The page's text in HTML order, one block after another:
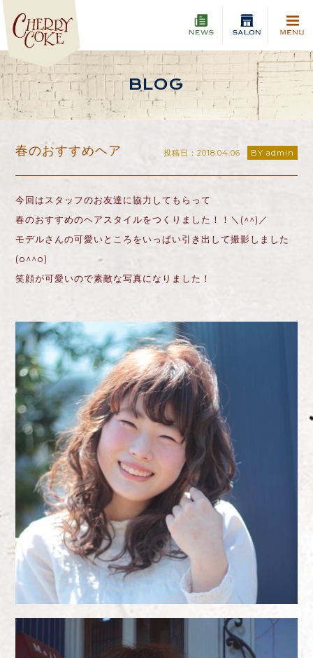
BLOG
春のおすすめヘア 投稿日：2018.04.06 BY admin
今回はスタッフのお友達に協力してもらって
春のおすすめのヘアスタイルをつくりました！！＼(^^)／
モデルさんの可愛いところをいっぱい引き出して撮影しました
(o^^o)
笑顔が可愛いので素敵な写真になりました！